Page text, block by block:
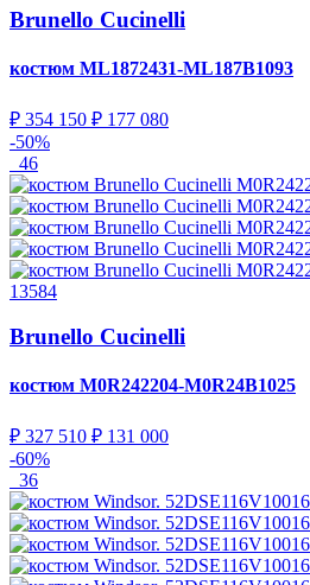
Brunello Cucinelli
костюм ML1872431-ML187B1093
₽ 354 150 ₽ 177 080
-50%
46
13584
Brunello Cucinelli
костюм M0R242204-M0R24B1025
₽ 327 510 ₽ 131 000
-60%
36